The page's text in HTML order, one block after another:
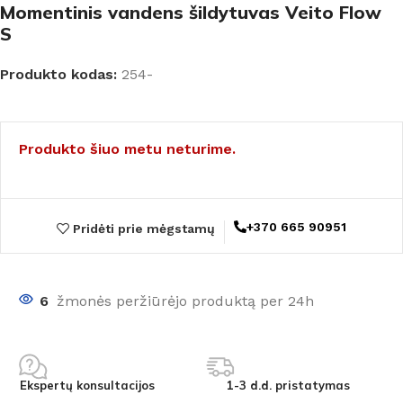
Momentinis vandens šildytuvas Veito Flow
S
Produkto kodas: 254-
Produkto šiuo metu neturime.
Pridėti prie mėgstamų +370 665 90951
6 žmonės peržiūrėjo produktą per 24h
Ekspertų konsultacijos 1-3 d.d. pristatymas